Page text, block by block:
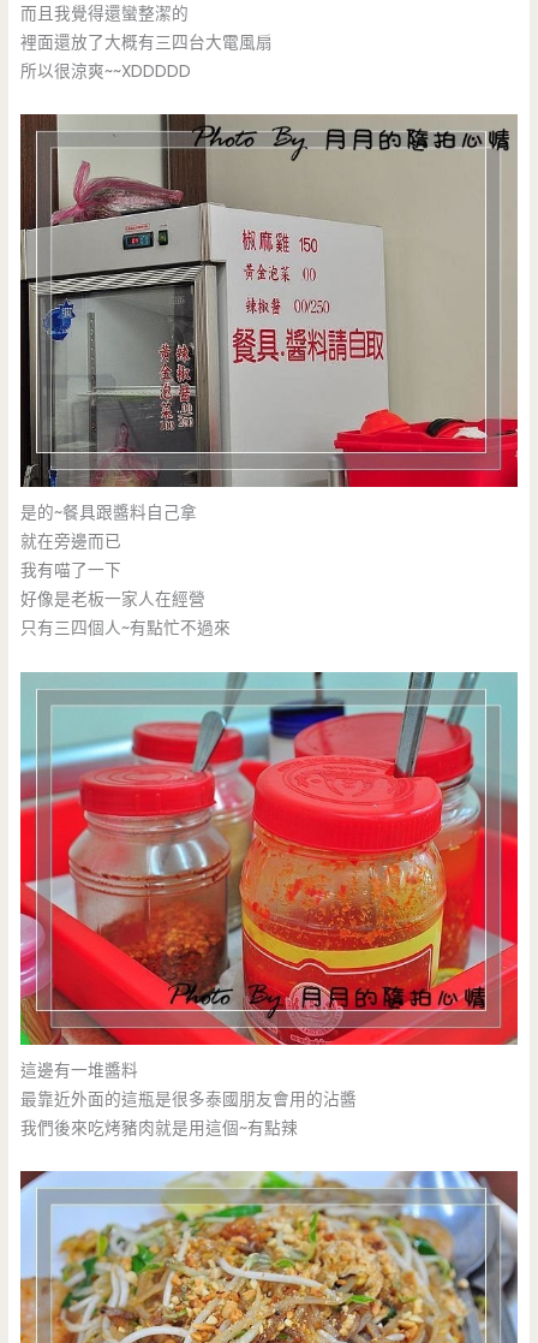
而且我覺得還蠻整潔的
裡面還放了大概有三四台大電風扇
所以很涼爽~~XDDDDD
是的~餐具跟醬料自己拿
就在旁邊而已
我有喵了一下
好像是老板一家人在經營
只有三四個人~有點忙不過來
這邊有一堆醬料
最靠近外面的這瓶是很多泰國朋友會用的沾醬
我們後來吃烤豬肉就是用這個~有點辣